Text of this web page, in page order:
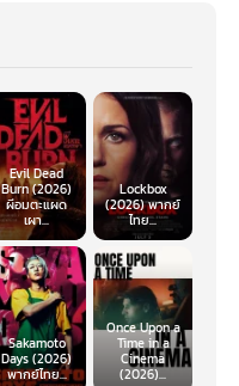
Evil Dead
Burn (2026)
ผีอมตะแผด
เผา...
Lockbox
(2026) พากย์
ไทย...
Sakamoto
Days (2026)
พากย์ไทย...
Once Upon a
Time in a
Cinema
(2026)...